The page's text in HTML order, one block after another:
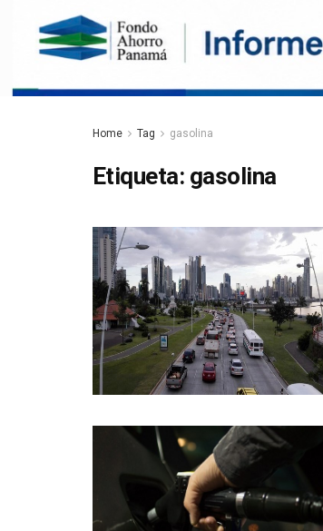
Home Tag gasolina
Etiqueta: gasolina